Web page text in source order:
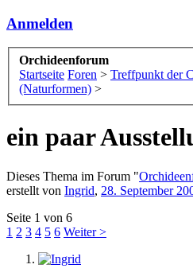
Anmelden
Orchideenforum
Startseite Foren > Treffpunkt der
(Naturformen) >
ein paar
Dieses Thema im Forum "
erstellt von Ingrid, 28. September
Seite 1 von 6
1 2 3 4 5 6 Weiter >